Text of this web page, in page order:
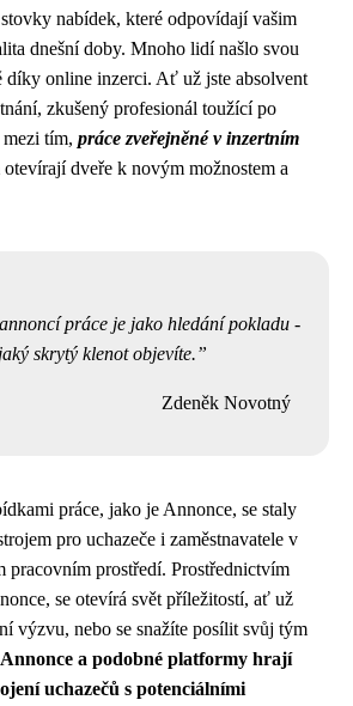
nabídek, které odpovídají vašim
dnešní doby. Mnoho lidí našlo svou
díky online inzerci. Ať už jste absolvent
zkušený profesionál toužící po
tím, práce zveřejněné v inzertním
otevírají dveře k novým možnostem a
práce je jako hledání pokladu -
skrytý klenot objevíte.
Zdeněk Novotný
práce, jako je Annonce, se staly
pro uchazeče i zaměstnavatele v
pracovním prostředí. Prostřednictvím
se otevírá svět příležitostí, ať už
výzvu, nebo se snažíte posílit svůj tým
Annonce a podobné platformy hrají
uchazečů s potenciálními